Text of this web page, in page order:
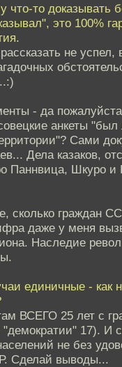
что-то доказывать
это 100%
не
- да
анкеты "был
Сами
Дела казаков,
Паннвица, Шкуро и
сколько граждан
даже у меня
Наследие
единичные - как
ВСЕГО 25 лет с
17). И
не без
Сделай выводы...